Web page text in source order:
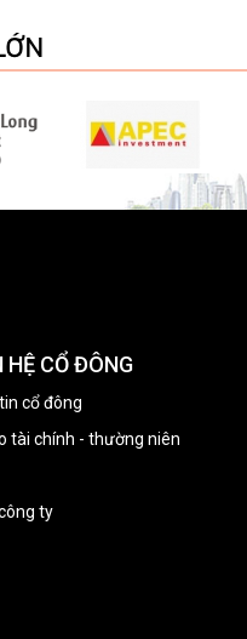
HỆ CỔ ĐÔNG
cổ đông
tài chính - thường niên
ty